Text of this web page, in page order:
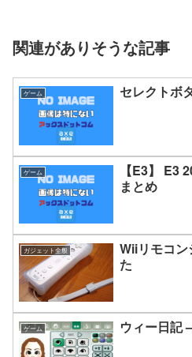
関連がありそうな記事
ゲーム セレクトボ
ゲーム
【E3】 E3
まとめ
ガジェット全般
Wiiリモコ
た
ゲーム ウィー日記